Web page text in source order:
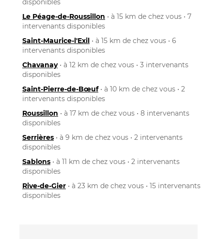
disponibles
Le Péage-de-Roussillon • à 15 km de chez vous • 7
intervenants disponibles
Saint-Maurice-l'Exil • à 15 km de chez vous • 6
intervenants disponibles
Chavanay• à 12 km de chez vous • 3 intervenants
disponibles
Saint-Pierre-de-Bœuf• à 10 km de chez vous • 2
intervenants disponibles
Roussillon • à 17 km de chez vous • 8 intervenants
disponibles
Serrières • à 9 km de chez vous • 2 intervenants
disponibles
Sablons • à 11 km de chez vous • 2 intervenants
disponibles
Rive-de-Gier • à 23 km de chez vous • 15 intervenants
disponibles